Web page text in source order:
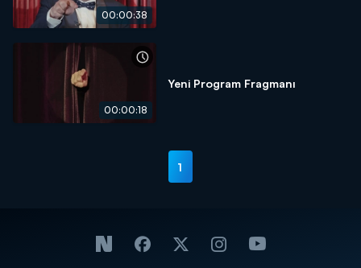
00:00:38
00:00:18
Yeni Program Fragmanı
1